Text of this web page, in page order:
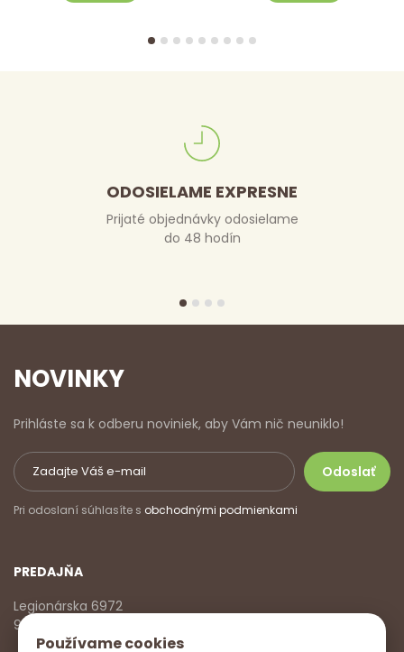
Používame cookies
ODOSIELAME EXPRESNE
Prijaté objednávky odosielame
do 48 hodín
NOVINKY
Prihláste sa k odberu noviniek, aby Vám nič neuniklo!
Pri odoslaní súhlasíte s obchodnými podmienkami
PREDAJŇA
Legionárska 6972
911 01 Trenčín